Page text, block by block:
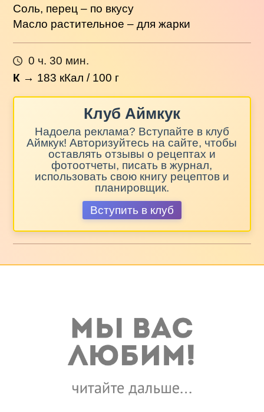
Соль, перец – по вкусу
Масло растительное – для жарки
0 ч. 30 мин.
К → 183 кКал / 100 г
Клуб Аймкук
Надоела реклама? Вступайте в клуб
Аймкук! Авторизуйтесь на сайте, чтобы
оставлять отзывы о рецептах и
фотоотчеты, писать в журнал,
использовать свою книгу рецептов и
планировщик.
Вступить в клуб